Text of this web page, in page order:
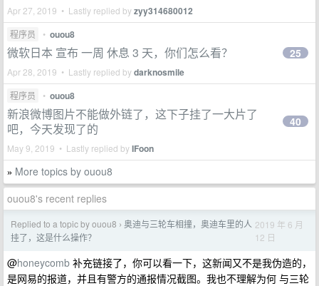
Apr 27, 2019 • Lastly replied byzyy314680012
程序员 • ouou8
微软日本 宣布 一周 休息 3 天，你们怎么看？
Apr 28, 2019 • Lastly replied bydarknosmile
25
程序员 • ouou8
新浪微博图片不能做外链了，这下子挂了一大片了
吧，今天发现了的
May 9, 2019 • Lastly replied byIFoon
40
» More topics by ouou8
ouou8's recent replies
Replied to a topic by ouou8 › 奥迪与三轮车相撞，奥迪车里的人
挂了，这是什么操作？
2019 年 6 月
12 日
@honeycomb 补充链接了，你可以看一下，这新闻又不是我伪造的，
是网易的报道，并且有警方的通报情况截图。我也不理解为何 与三轮